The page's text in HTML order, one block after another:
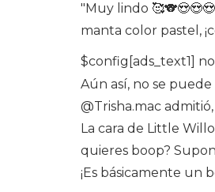
"Muy lindo
manta color pastel,
$config[ads_text1]
Aún así, no se
@Trisha.mac
La cara de Little
quieres boop?
¡Es básicamente un